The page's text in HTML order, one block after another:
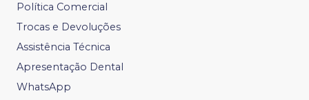
Política Comercial
Trocas e Devoluções
Assistência Técnica
Apresentação Dental
WhatsApp